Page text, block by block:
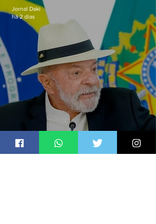
Lula sanciona PL que amplia
pena para crimes digitais
Jornal Daki
há 2 dias